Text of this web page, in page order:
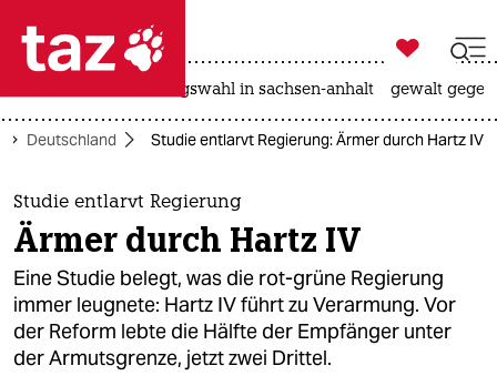
 taz zahl ich
taz zahl ich
themen
politik
öko
gesellschaft

taz zahl ich
landtagswahl in sachsen-anhalt gewalt
Deutschland Studie entlarvt Regierung: Ärmer durch Hartz IV
Studie entlarvt Regierung
Ärmer durch Hartz IV
Eine Studie belegt, was die rot-grüne Regierung
immer leugnete: Hartz IV führt zu Verarmung. Vor
der Reform lebte die Hälfte der Empfänger unter
der Armutsgrenze, jetzt zwei Drittel.